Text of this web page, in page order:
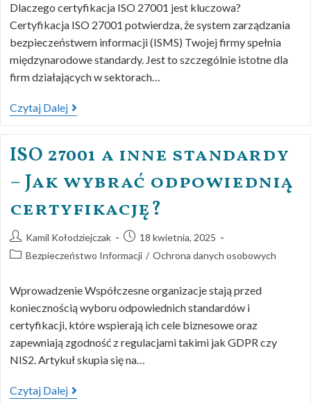
Dlaczego certyfikacja ISO 27001 jest kluczowa?
Certyfikacja ISO 27001 potwierdza, że system zarządzania
bezpieczeństwem informacji (ISMS) Twojej firmy spełnia
międzynarodowe standardy. Jest to szczególnie istotne dla
firm działających w sektorach…
Czytaj Dalej
ISO 27001 a inne standardy
– Jak wybrać odpowiednią
certyfikację?
Kamil Kołodziejczak
18 kwietnia, 2025
Bezpieczeństwo Informacji / Ochrona danych osobowych
Wprowadzenie Współczesne organizacje stają przed
koniecznością wyboru odpowiednich standardów i
certyfikacji, które wspierają ich cele biznesowe oraz
zapewniają zgodność z regulacjami takimi jak GDPR czy
NIS2. Artykuł skupia się na…
Czytaj Dalej